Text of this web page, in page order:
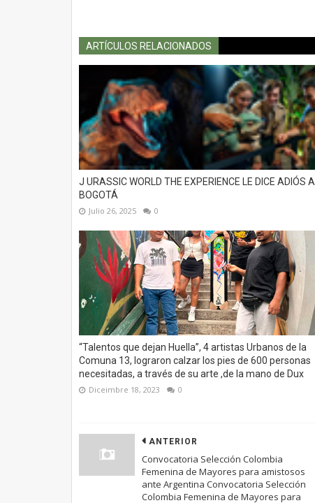
ARTÍCULOS RELACIONADOS
J URASSIC WORLD THE EXPERIENCE LE DICE ADIÓS A
BOGOTÁ
Julio 26, 2025 0
“Talentos que dejan Huella”, 4 artistas Urbanos de la
Comuna 13, lograron calzar los pies de 600 personas
necesitadas, a través de su arte ,de la mano de Dux
Diceimbre 18, 2023 0
ANTERIOR
Convocatoria Selección Colombia
Femenina de Mayores para amistosos
ante Argentina Convocatoria Selección
Colombia Femenina de Mayores para